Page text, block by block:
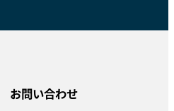
お問い合わせ